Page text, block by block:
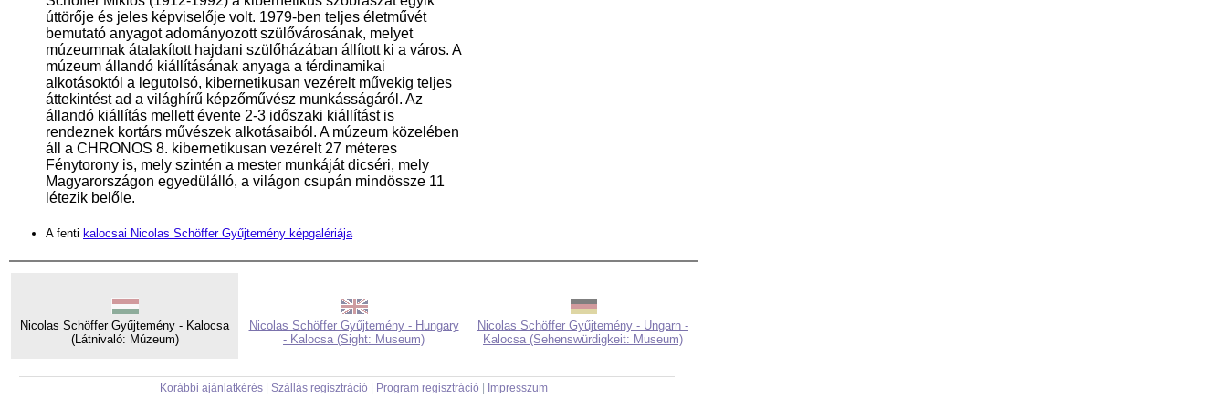
úttörője és jeles képviselője volt. 1979-ben teljes életművét
bemutató anyagot adományozott szülővárosának, melyet
múzeumnak átalakított hajdani szülőházában állított ki a város. A
múzeum állandó kiállításának anyaga a térdinamikai
alkotásoktól a legutolsó, kibernetikusan vezérelt művekig teljes
áttekintést ad a világhírű képzőművész munkásságáról. Az
állandó kiállítás mellett évente 2-3 időszaki kiállítást is
rendeznek kortárs művészek alkotásaiból. A múzeum közelében
áll a CHRONOS 8. kibernetikusan vezérelt 27 méteres
Fénytorony is, mely szintén a mester munkáját dicséri, mely
Magyarországon egyedülálló, a világon csupán mindössze 11
létezik belőle.
A fenti kalocsai Nicolas Schöffer Gyűjtemény képgalériája
Nicolas Schöffer Gyűjtemény - Kalocsa
(Látnivaló: Múzeum)
Nicolas Schöffer Gyűjtemény - Hungary
- Kalocsa (Sight: Museum)
Nicolas Schöffer Gyűjtemény - Ungarn -
Kalocsa (Sehenswürdigkeit: Museum)
Korábbi ajánlatkérés Szállás regisztráció Program regisztráció
Impresszum